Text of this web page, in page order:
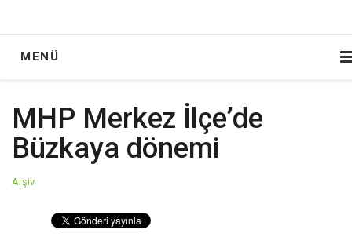
MENÜ
MHP Merkez İlçe’de
Büzkaya dönemi
Arşiv